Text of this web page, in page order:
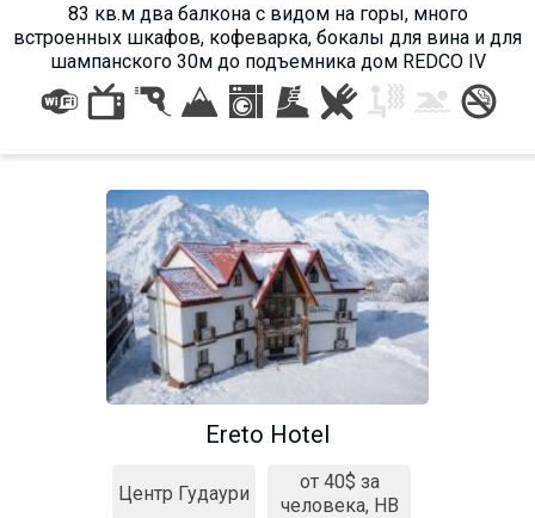
83 кв.м два балкона с видом на горы, много
встроенных шкафов, кофеварка, бокалы для вина и для
шампанского 30м до подъемника дом REDCO IV
Ereto Hotel
Центр Гудаури
от 40$ за
человека, HB